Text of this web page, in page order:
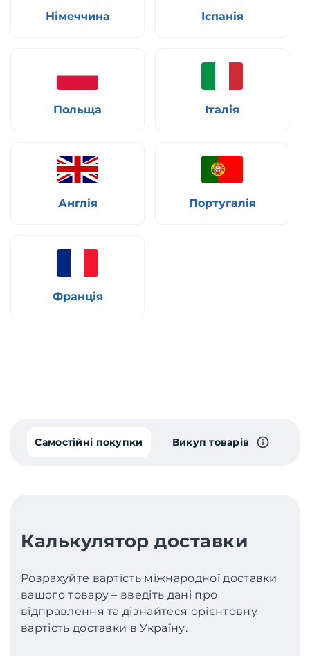
Німеччина Іспанія
Польща Італія
Англія Португалія
Франція
Самостійні покупки Викуп товарів
Калькулятор доставки
Розрахуйте вартість міжнародної доставки
вашого товару – введіть дані про
відправлення та дізнайтеся орієнтовну
вартість доставки в Україну.